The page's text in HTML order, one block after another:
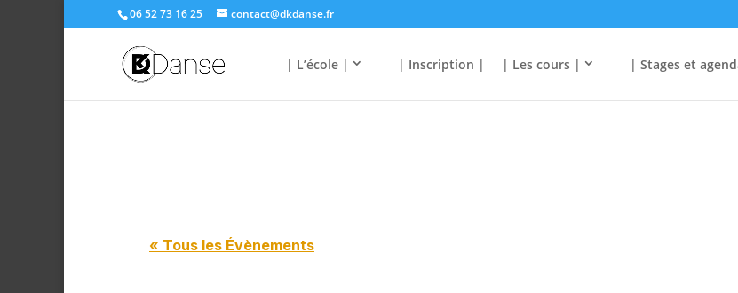
06 52 73 16 25 contact@dkdanse.fr
| L’école | | Inscription | | Les cours | | Stages et
« Tous les Évènements